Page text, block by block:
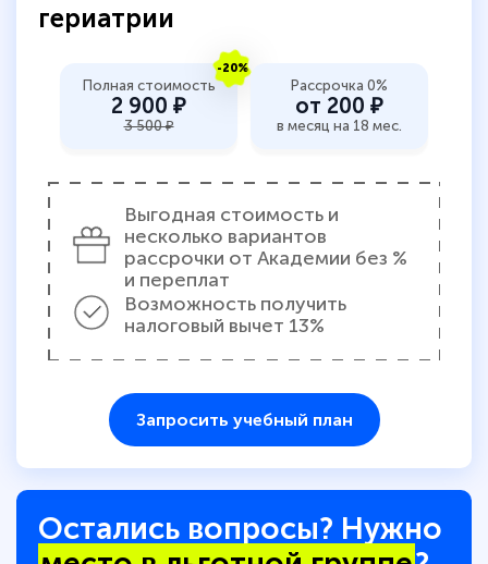
гериатрии
-20%
Полная стоимость
2 900 ₽
3 500 ₽
Рассрочка 0%
от 200 ₽
в месяц на 18 мес.
Выгодная стоимость и
несколько вариантов
рассрочки от Академии без %
и переплат
Возможность получить
налоговый вычет 13%
Запросить учебный план
Остались вопросы? Нужно